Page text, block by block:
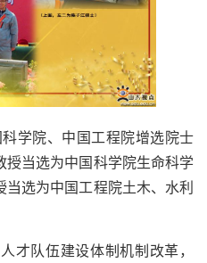
学院、中国工程院增选院士
当选为中国科学院生命科学
选为中国工程院土木、水利
才队伍建设体制机制改革，